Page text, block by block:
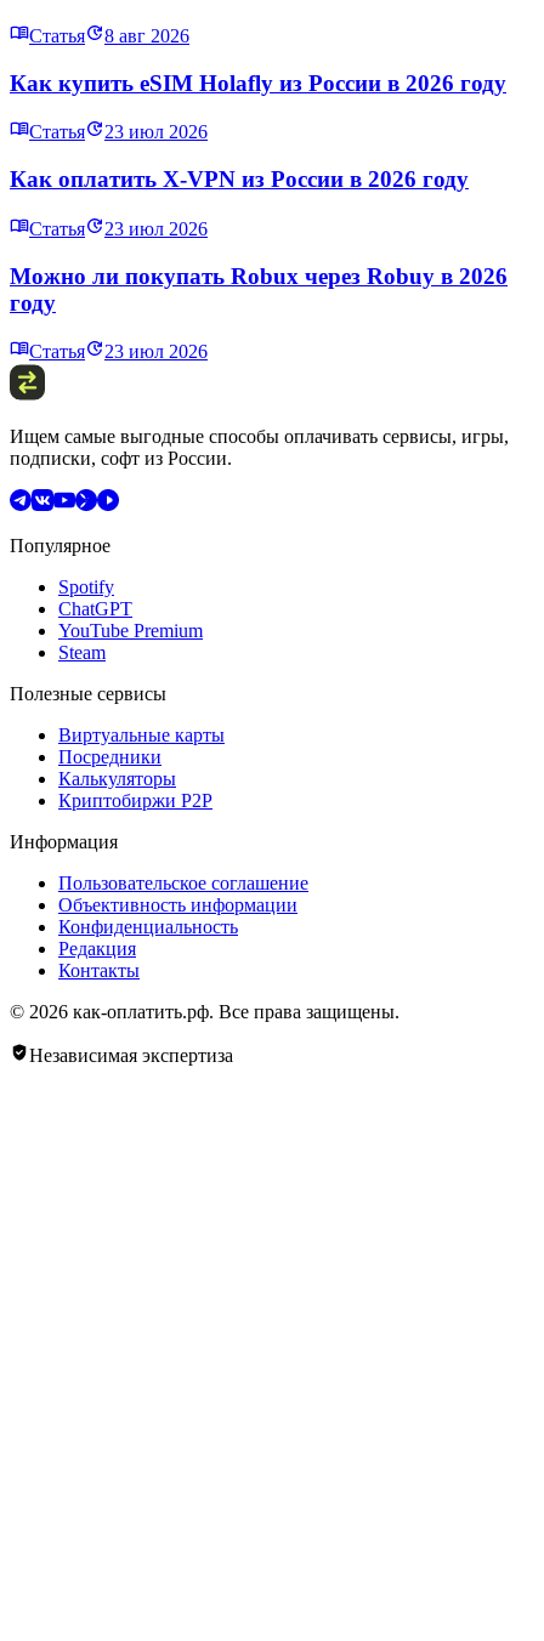
Статья 8 авг 2026
Как купить eSIM Holafly из России в 2026 году
Статья 23 июл 2026
Как оплатить X‑VPN из России в 2026 году
Статья 23 июл 2026
Можно ли покупать Robux через Robuy в 2026
году
Статья 23 июл 2026
Ищем самые выгодные способы оплачивать сервисы, игры,
подписки, софт из России.
Популярное
Spotify
ChatGPT
YouTube Premium
Steam
Полезные сервисы
Виртуальные карты
Посредники
Калькуляторы
Криптобиржи P2P
Информация
Пользовательское соглашение
Объективность информации
Конфиденциальность
Редакция
Контакты
© 2026 как-оплатить.рф. Все права защищены.
Независимая экспертиза